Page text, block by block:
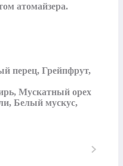
атомайзера.
перец, Грейпфрут,
Мускатный орех
Белый мускус,